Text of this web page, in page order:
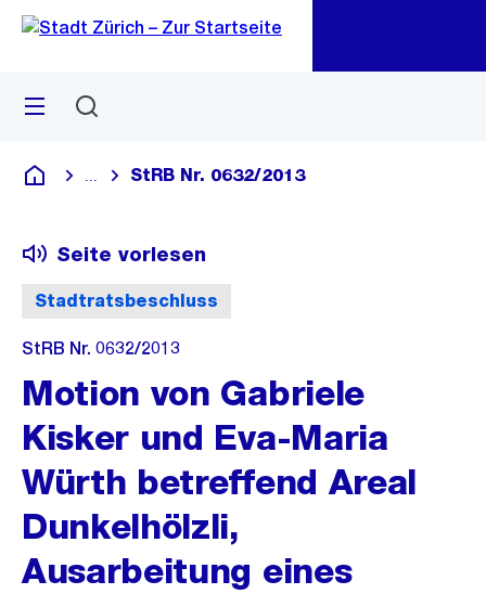
Navigation
Sprunglink
Menü
Deutsch
Blende alle Breadcrumbs ein
StRB Nr. 0632/2013
Stadtratsbeschluss
Seite vorlesen
StRB Nr. 0632/2013
Motion von Gabriele
Kisker und Eva-Maria
Würth betreffend Areal
Dunkelhölzli,
Ausarbeitung eines